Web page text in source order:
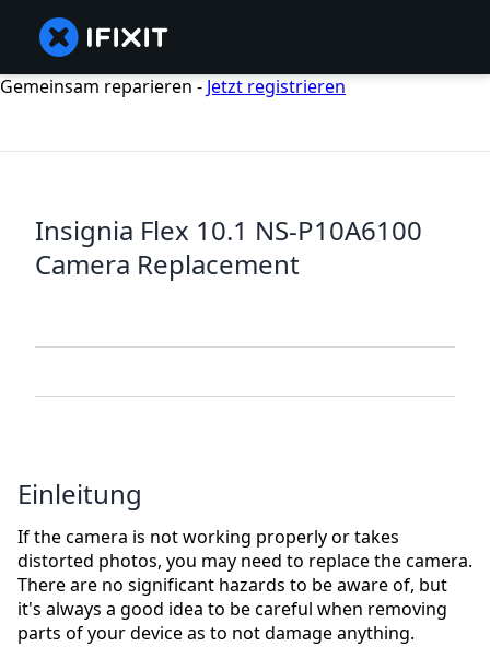
Gemeinsam reparieren - Jetzt registrieren
Insignia Flex 10.1 NS-P10A6100
Camera Replacement
Einleitung
If the camera is not working properly or takes
distorted photos, you may need to replace the camera.
There are no significant hazards to be aware of, but
it's always a good idea to be careful when removing
parts of your device as to not damage anything.